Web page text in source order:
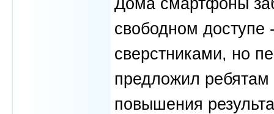
свободном
сверстниками, но
предложил ребятам
повышения